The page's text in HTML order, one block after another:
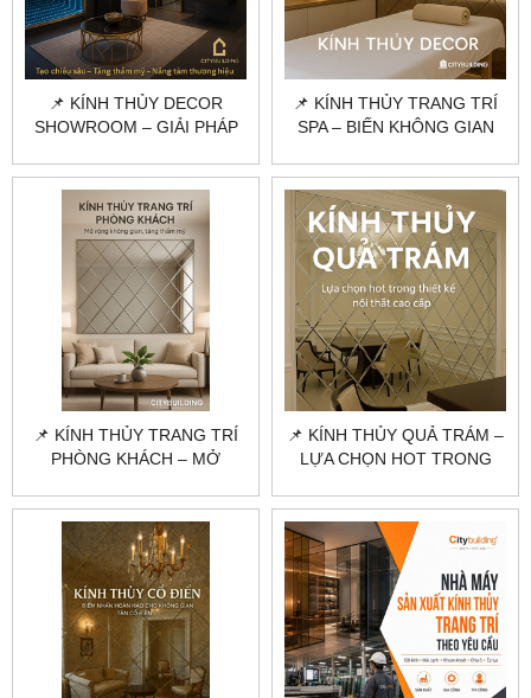
📌 KÍNH THỦY DECOR
SHOWROOM – GIẢI PHÁP
CHUYÊN NGHIỆP
📌 KÍNH THỦY TRANG TRÍ
SPA – BIẾN KHÔNG GIAN
PHẨM NGHỆ THUẬT
📌 KÍNH THỦY TRANG TRÍ
PHÒNG KHÁCH – MỞ
THẨM MỸ
📌 KÍNH THỦY QUẢ TRÁM –
LỰA CHỌN HOT TRONG
CẤP